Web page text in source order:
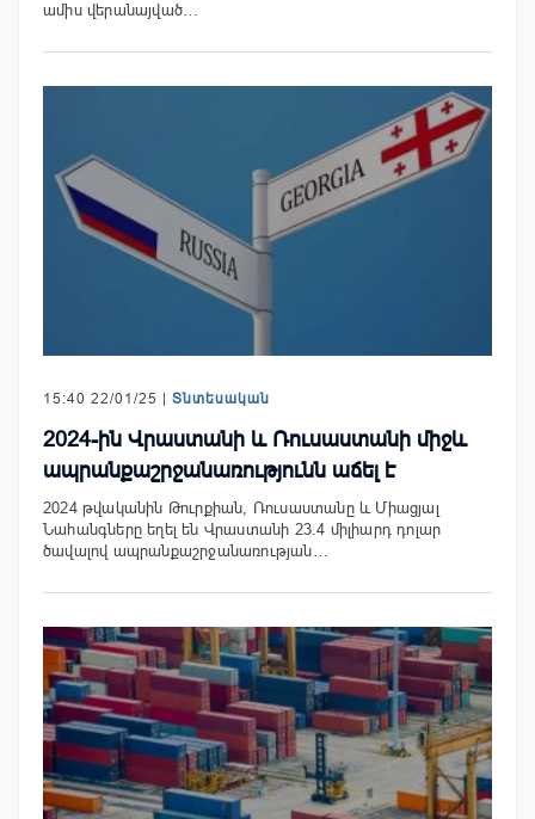
ամիս վերանայված…
15:40 22/01/25 | Տնտեսական
2024-ին Վրաստանի և Ռուսաստանի միջև
ապրանքաշրջանառությունն աճել է
2024 թվականին Թուրքիան, Ռուսաստանը և Միացյալ
Նահանգները եղել են Վրաստանի 23.4 միլիարդ դոլար
ծավալով ապրանքաշրջանառության…